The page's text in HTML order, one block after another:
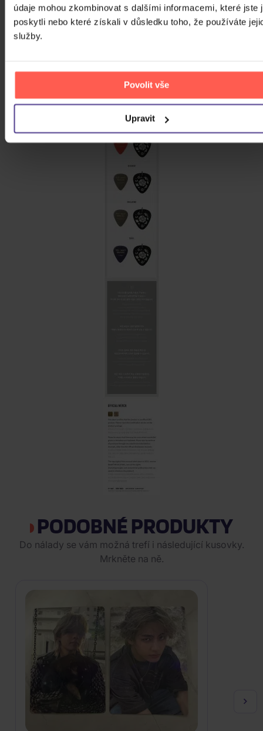
údaje mohou zkombinovat s dalšími informacemi, které jste
poskytli nebo které získali v důsledku toho, že používáte
služby.
Povolit vše
Upravit
PODOBNÉ PRODUKTY
Do nálady se vám možná trefí i následující kusovky.
Mrkněte na ně.